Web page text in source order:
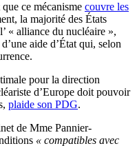
ce mécanisme couvre les
la majorité des États
« alliance du nucléaire »,
aide d’État qui, selon
pour la direction
d’Europe doit pouvoir
plaide son PDG.
de Mme Pannier-
« compatibles avec